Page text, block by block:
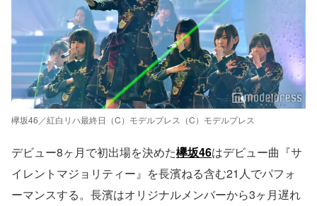
欅坂46／紅白リハ最終日（C）モデルプレス（C）モデルプレス
デビュー8ヶ月で初出場を決めた欅坂46はデビュー曲『サ
イレントマジョリティー』を長濱ねる含む21人でパフォ
ーマンスする。長濱はオリジナルメンバーから3ヶ月遅れ